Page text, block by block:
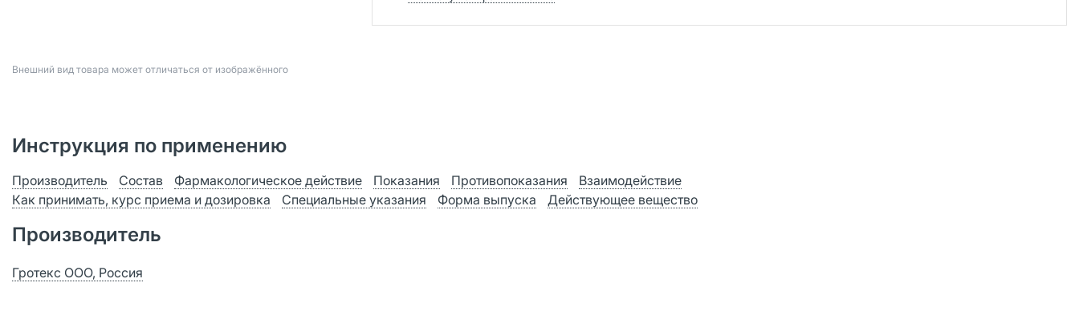
Bнешний вид товара может отличаться от изображённого
Инструкция по применению
Производитель Состав Фармакологическое действие Показания Противопоказания
Взаимодействие
Как принимать, курс приема и дозировка
Специальные указания Форма выпуска Действующее вещество
Производитель
Гротекс ООО, Россия